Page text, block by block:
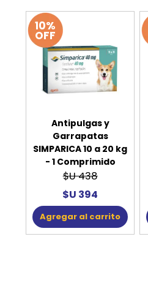
10%
OFF
Antipulgas y
Garrapatas
SIMPARICA 10 a 20 kg
- 1 Comprimido
$U 438
$U 394
Agregar al carrito